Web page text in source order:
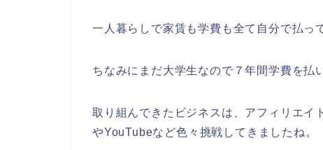
一人暮らしで家賃も学費も全て自分で払っ
ちなみにまだ大学生なので７年間学費を払
取り組んできたビジネスは、アフィリエイ
やYouTubeなど色々挑戦してきましたね。